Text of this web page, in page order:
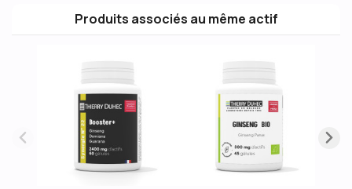
Produits associés au même actif